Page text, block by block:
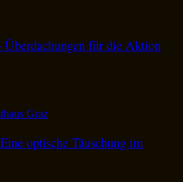
Überdachungen für die Aktion
optische Täuschung im